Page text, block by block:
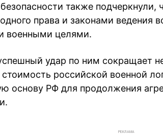
также подчеркнули,
права и законами ведения
военными целями.
удар по ним сокращает
российской военной
основу РФ для продолжения
РЕКЛАМА